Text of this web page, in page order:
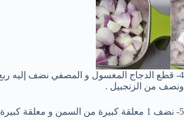
4- قطع الدجاج المغسول و المصفي نضف إليه
ونصف من الزنجبيل .
5- نضف 1 معلقة كبيرة من السمن و معلقة كبيرة من معجون البصل و معلقة ونصف عصير ليمون